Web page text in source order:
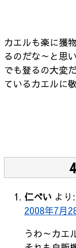
カエルも楽に獲
るのだな～と思い
でも登るの大変
ているカエルに
仁べい より:
2008年7月
うわ～カエ